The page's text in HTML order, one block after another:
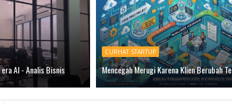
AI - Analis Bisnis
CURHAT STARTUP
Mencegah Merugi Karena Klien Berubah